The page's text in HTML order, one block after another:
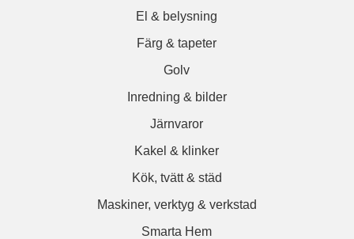
El & belysning
Färg & tapeter
Golv
Inredning & bilder
Järnvaror
Kakel & klinker
Kök, tvätt & städ
Maskiner, verktyg & verkstad
Smarta Hem